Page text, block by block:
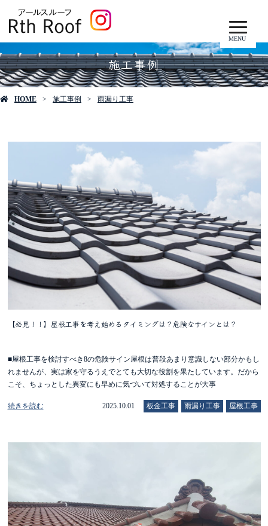
MENU
施工事例
HOME 施工事例 雨漏り工事
【必見！！】屋根工事を考え始めるタイミングは？危険なサインとは？
■屋根工事を検討すべき8の危険サイン屋根は普段あまり意識しない部分かもし
れませんが、実は家を守るうえでとても大切な役割を果たしています。だから
こそ、ちょっとした異変にも早めに気づいて対処することが大事
続きを読む 2025.10.01 板金工事 雨漏り工事 屋根工事